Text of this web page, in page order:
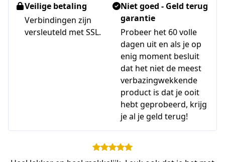
Veilige betaling
Verbindingen zijn
versleuteld met SSL.
Niet goed - Geld terug
garantie
Probeer het 60 volle
dagen uit en als je op
enig moment besluit
dat het niet de meest
verbazingwekkende
product is dat je ooit
hebt geprobeerd, krijg
je al je geld terug!